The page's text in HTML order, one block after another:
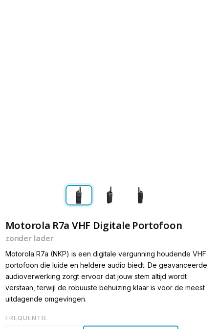
Motorola R7a VHF Digitale Portofoon
zonder lader
Motorola R7a (NKP) is een digitale vergunning houdende VHF
portofoon die luide en heldere audio biedt. De geavanceerde
audioverwerking zorgt ervoor dat jouw stem altijd wordt
verstaan, terwijl de robuuste behuizing klaar is voor de meest
uitdagende omgevingen.
FREQUENTIE